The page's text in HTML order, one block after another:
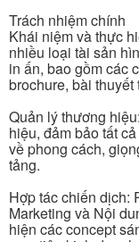
Trách nhiệm chính
Khái niệm và thực
nhiều loại tài sản
in ấn, bao gồm các
brochure, bài
Quản lý thương
hiệu, đảm bảo tất
về phong cách,
tảng.
Hợp tác chiến dịch:
Marketing và Nội
hiện các concept